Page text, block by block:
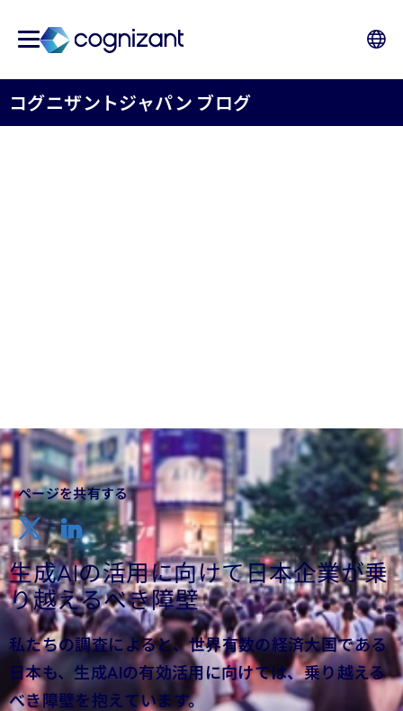
コグニザントジャパン ブログ
ページを共有する
生成AIの活用に向けて日本企業が乗
り越えるべき障壁
私たちの調査によると、世界有数の経済大国である
日本も、生成AIの有効活用に向けては、乗り越える
べき障壁を抱えています。